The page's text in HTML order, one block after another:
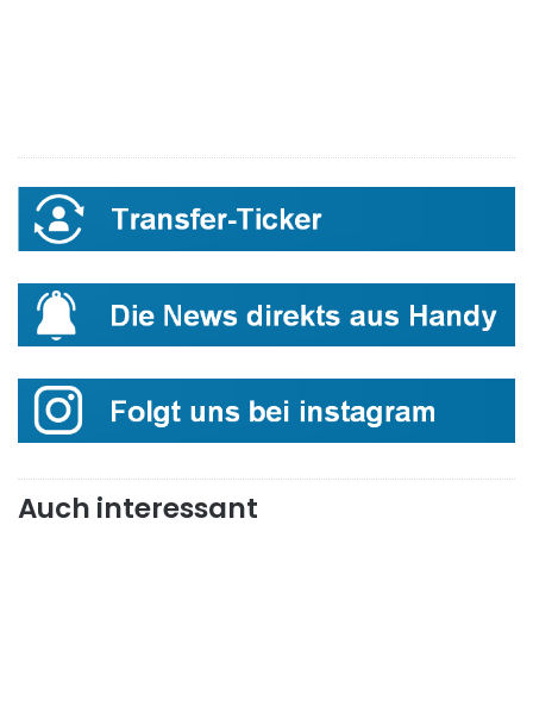
Auch interessant